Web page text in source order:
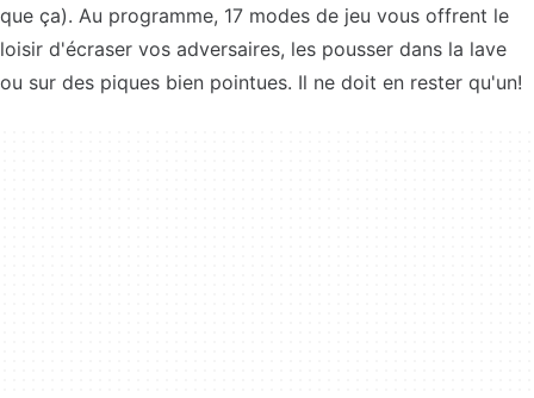
que ça). Au programme, 17 modes de jeu vous offrent le
loisir d'écraser vos adversaires, les pousser dans la lave
ou sur des piques bien pointues. Il ne doit en rester qu'un!